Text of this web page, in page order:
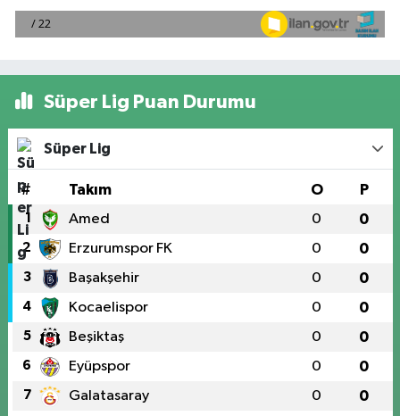
Süper Lig Puan Durumu
Süper Lig
# Takım O P
1 Amed 0 0
2 Erzurumspor FK 0 0
3 Başakşehir 0 0
4 Kocaelispor 0 0
5 Beşiktaş 0 0
6 Eyüpspor 0 0
7 Galatasaray 0 0